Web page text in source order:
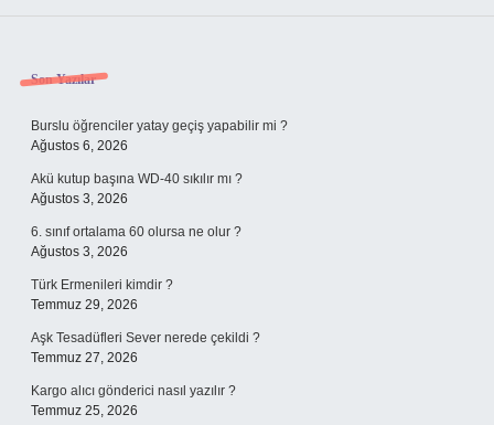
Sidebar
Son Yazılar
Burslu öğrenciler yatay geçiş yapabilir mi ?
Ağustos 6, 2026
Akü kutup başına WD-40 sıkılır mı ?
Ağustos 3, 2026
6. sınıf ortalama 60 olursa ne olur ?
Ağustos 3, 2026
Türk Ermenileri kimdir ?
Temmuz 29, 2026
Aşk Tesadüfleri Sever nerede çekildi ?
Temmuz 27, 2026
Kargo alıcı gönderici nasıl yazılır ?
Temmuz 25, 2026